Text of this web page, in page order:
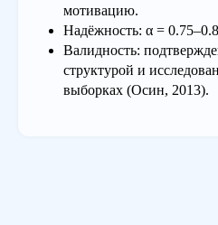
мотивацию.
Надёжность: α =
Валидность:
структурой и
выборках (Осин, 2013).